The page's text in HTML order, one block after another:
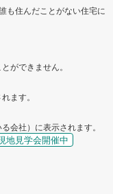
も住んだことがない住宅に
ができません。
ます。
会社）に表示されます。
地見学会開催中